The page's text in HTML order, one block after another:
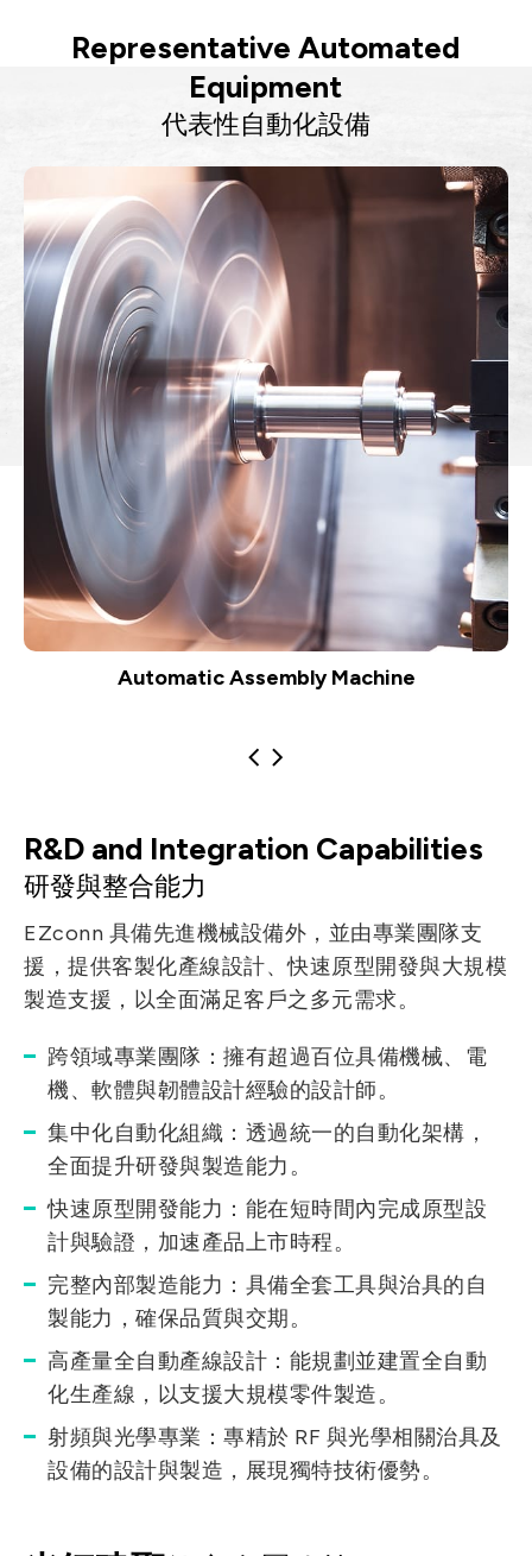
Representative Automated
Equipment
代表性自動化設備
Automatic Assembly Machine
R&D and Integration Capabilities
研發與整合能力
EZconn 具備先進機械設備外，並由專業團隊支
援，提供客製化產線設計、快速原型開發與大規模
製造支援，以全面滿足客戶之多元需求。
跨領域專業團隊：擁有超過百位具備機械、電
機、軟體與韌體設計經驗的設計師。
集中化自動化組織：透過統一的自動化架構，
全面提升研發與製造能力。
快速原型開發能力：能在短時間內完成原型設
計與驗證，加速產品上市時程。
完整內部製造能力：具備全套工具與治具的自
製能力，確保品質與交期。
高產量全自動產線設計：能規劃並建置全自動
化生產線，以支援大規模零件製造。
射頻與光學專業：專精於 RF 與光學相關治具及
設備的設計與製造，展現獨特技術優勢。